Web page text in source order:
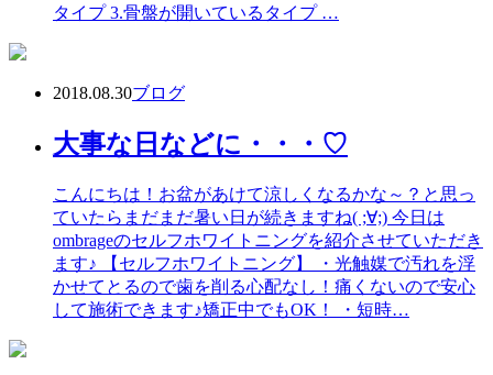
タイプ 3.骨盤が開いているタイプ …
2018.08.30ブログ
大事な日などに・・・♡
こんにちは！お盆があけて涼しくなるかな～？と思っ
ていたらまだまだ暑い日が続きますね( ;∀;) 今日は
ombrageのセルフホワイトニングを紹介させていただき
ます♪ 【セルフホワイトニング】 ・光触媒で汚れを浮
かせてとるので歯を削る心配なし！痛くないので安心
して施術できます♪矯正中でもOK！ ・短時…